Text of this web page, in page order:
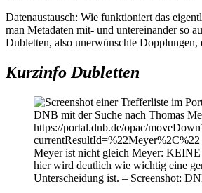
Datenaustausch: Wie funktioniert das
man Metadaten mit- und untereinander so
Dubletten, also unerwünschte Dopplungen,
Kurzinfo Dubletten
Meyer ist nicht gleich Meyer: KEINE
hier wird deutlich wie wichtig eine
Unterscheidung ist. – Screenshot: